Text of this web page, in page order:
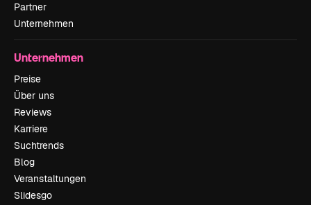
Partner
Unternehmen
Unternehmen
Preise
Über uns
Reviews
Karriere
Suchtrends
Blog
Veranstaltungen
Slidesgo